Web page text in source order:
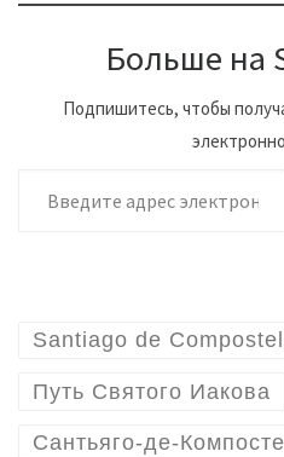
Больше на
Подпишитесь, чтобы
Введите адрес
Santiago de
Путь Святого Иакова
Сантьяго-де-